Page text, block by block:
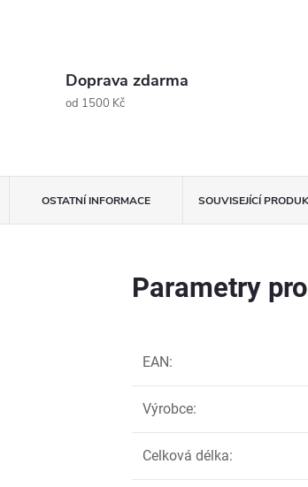
Doprava zdarma
od 1500 Kč
OSTATNÍ INFORMACE SOUVISEJÍCÍ
Parametry
EAN:
Výrobce:
Celková délka: